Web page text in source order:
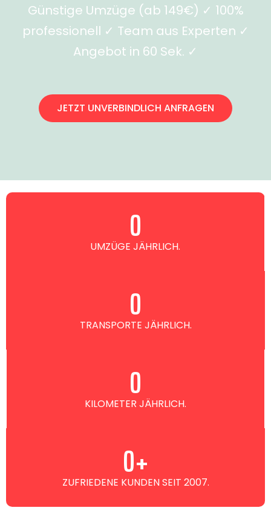
Günstige Umzüge (ab 149€) ✓ 100%
professionell ✓ Team aus Experten ✓
Angebot in 60 Sek. ✓
JETZT UNVERBINDLICH ANFRAGEN
UMZÜGE JÄHRLICH.
0
TRANSPORTE JÄHRLICH.
0
KILOMETER JÄHRLICH.
0
ZUFRIEDENE KUNDEN SEIT 2007.
0+